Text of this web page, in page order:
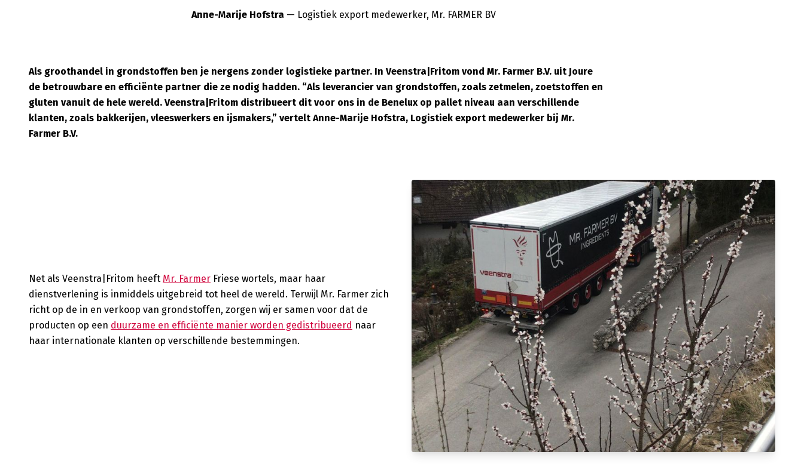
Anne-Marije Hofstra — Logistiek export medewerker, Mr. FARMER BV
Als groothandel in grondstoffen ben je nergens zonder logistieke partner. In Veenstra|Fritom vond Mr. Farmer B.V. uit Joure
de betrouwbare en efficiënte partner die ze nodig hadden. “Als leverancier van grondstoffen, zoals zetmelen, zoetstoffen en
gluten vanuit de hele wereld. Veenstra|Fritom distribueert dit voor ons in de Benelux op pallet niveau aan verschillende
klanten, zoals bakkerijen, vleeswerkers en ijsmakers,” vertelt Anne-Marije Hofstra, Logistiek export medewerker bij Mr.
Farmer B.V.
Net als Veenstra|Fritom heeft Mr. Farmer Friese wortels, maar haar
dienstverlening is inmiddels uitgebreid tot heel de wereld. Terwijl Mr. Farmer zich
richt op de in en verkoop van grondstoffen, zorgen wij er samen voor dat de
producten op een duurzame en efficiënte manier worden gedistribueerd naar
haar internationale klanten op verschillende bestemmingen.